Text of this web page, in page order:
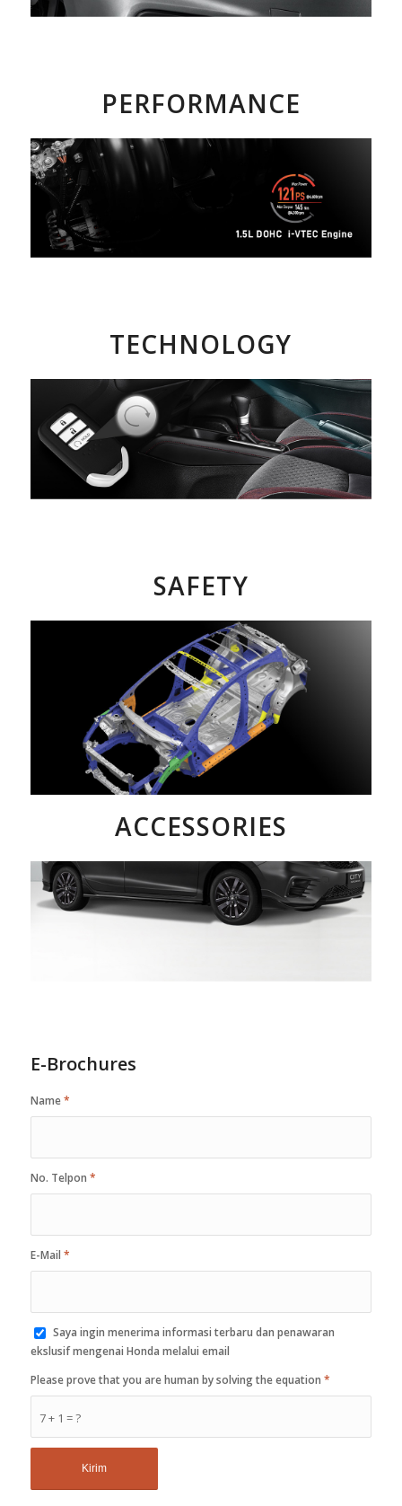
PERFORMANCE
TECHNOLOGY
SAFETY
ACCESSORIES
E-Brochures
Name*
No. Telpon *
E-Mail *
Saya ingin menerima informasi terbaru dan penawaran
ekslusif mengenai Honda melalui email
7 + 1 = ?
Please prove that you are human by solving the equation *